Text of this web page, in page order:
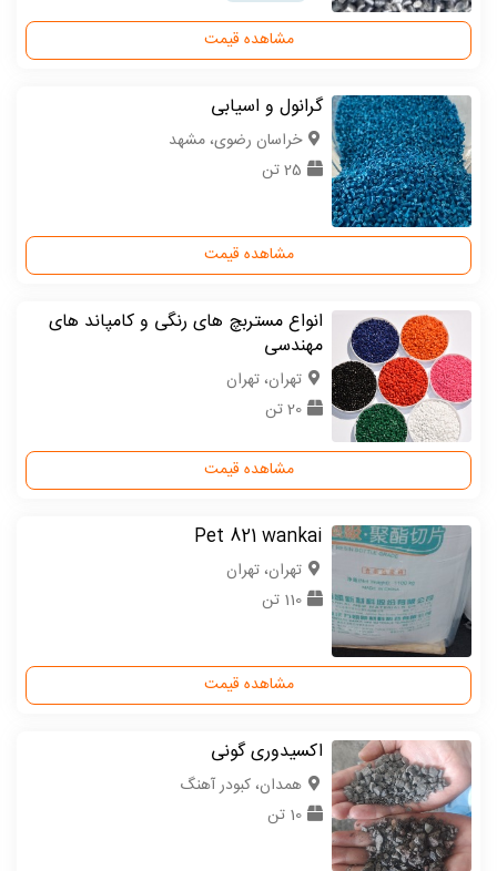
مشاهده قیمت
گرانول و اسیابی
خراسان رضوی، مشهد
25 تن
مشاهده قیمت
انواع مستربچ های رنگی و کامپاند های
مهندسی
تهران، تهران
20 تن
مشاهده قیمت
Pet 821 wankai
تهران، تهران
110 تن
مشاهده قیمت
اکسیدوری گونی
همدان، کبودر آهنگ
10 تن